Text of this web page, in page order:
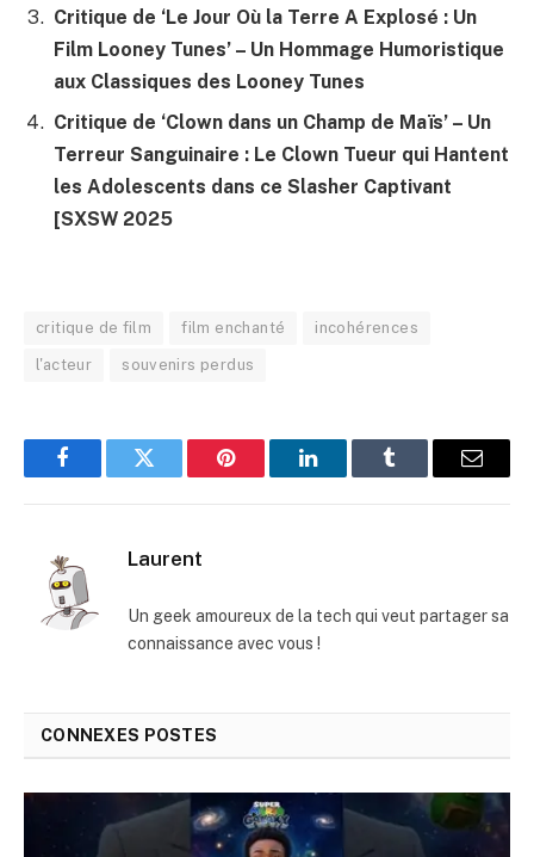
Critique de ‘Le Jour Où la Terre A Explosé : Un
Film Looney Tunes’ – Un Hommage Humoristique
aux Classiques des Looney Tunes
Critique de ‘Clown dans un Champ de Maïs’ – Un
Terreur Sanguinaire : Le Clown Tueur qui Hantent
les Adolescents dans ce Slasher Captivant
[SXSW 2025
critique de film film enchanté incohérences
l'acteur souvenirs perdus
FacebookTwitter Pinterest LinkedInTumblr
E-
Laurent
Un geek amoureux de la tech qui veut partager sa
connaissance avec vous !
CONNEXES POSTES